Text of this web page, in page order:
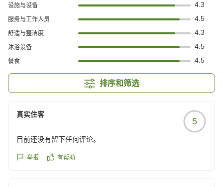
设施与设备 4.3
服务与工作人员 4.5
舒适与整洁度 4.3
沐浴设备 4.5
餐食 4.5
排序和筛选
真实住客
5
目前还没有留下任何评论。
举报 有帮助